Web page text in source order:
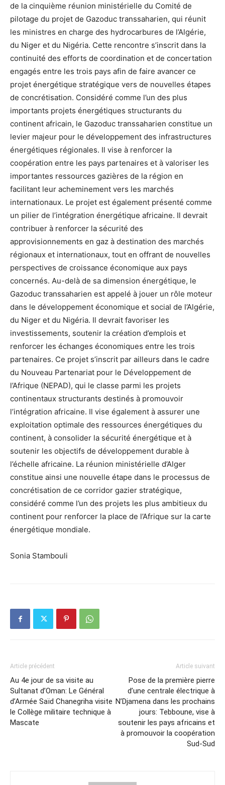
de la cinquième réunion ministérielle du Comité de
pilotage du projet de Gazoduc transsaharien, qui réunit
les ministres en charge des hydrocarbures de l’Algérie,
du Niger et du Nigéria. Cette rencontre s’inscrit dans la
continuité des efforts de coordination et de concertation
engagés entre les trois pays afin de faire avancer ce
projet énergétique stratégique vers de nouvelles étapes
de concrétisation. Considéré comme l’un des plus
importants projets énergétiques structurants du
continent africain, le Gazoduc transsaharien constitue un
levier majeur pour le développement des infrastructures
énergétiques régionales. Il vise à renforcer la
coopération entre les pays partenaires et à valoriser les
importantes ressources gazières de la région en
facilitant leur acheminement vers les marchés
internationaux. Le projet est également présenté comme
un pilier de l’intégration énergétique africaine. Il devrait
contribuer à renforcer la sécurité des
approvisionnements en gaz à destination des marchés
régionaux et internationaux, tout en offrant de nouvelles
perspectives de croissance économique aux pays
concernés. Au-delà de sa dimension énergétique, le
Gazoduc transsaharien est appelé à jouer un rôle moteur
dans le développement économique et social de l’Algérie,
du Niger et du Nigéria. Il devrait favoriser les
investissements, soutenir la création d’emplois et
renforcer les échanges économiques entre les trois
partenaires. Ce projet s’inscrit par ailleurs dans le cadre
du Nouveau Partenariat pour le Développement de
l’Afrique (NEPAD), qui le classe parmi les projets
continentaux structurants destinés à promouvoir
l’intégration africaine. Il vise également à assurer une
exploitation optimale des ressources énergétiques du
continent, à consolider la sécurité énergétique et à
soutenir les objectifs de développement durable à
l’échelle africaine. La réunion ministérielle d’Alger
constitue ainsi une nouvelle étape dans le processus de
concrétisation de ce corridor gazier stratégique,
considéré comme l’un des projets les plus ambitieux du
continent pour renforcer la place de l’Afrique sur la carte
énergétique mondiale.
Sonia Stambouli
Article précédent
Au 4e jour de sa visite au
Sultanat d’Oman: Le Général
d’Armée Saïd Chanegriha visite
le Collège militaire technique à
Mascate
Article suivant
Pose de la première pierre
d’une centrale électrique à
N’Djamena dans les prochains
jours: Tebboune, vise à
soutenir les pays africains et
à promouvoir la coopération
Sud-Sud